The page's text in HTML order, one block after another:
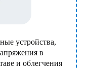
устройства,
в
и облегчения